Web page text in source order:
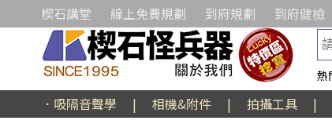
楔石講堂 線上免費規劃 到府規劃 到府健檢
熱
．吸隔音聲學 | 相機&附件 | 拍攝工具 |